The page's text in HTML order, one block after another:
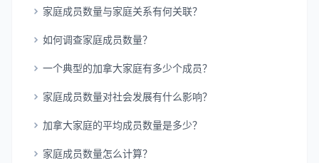
家庭成员数量与家庭关系有何关联？
如何调查家庭成员数量？
一个典型的加拿大家庭有多少个成员？
家庭成员数量对社会发展有什么影响？
加拿大家庭的平均成员数量是多少？
家庭成员数量怎么计算？